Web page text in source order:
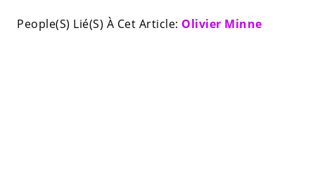
People(S) Lié(S) À Cet Article: Olivier Minne